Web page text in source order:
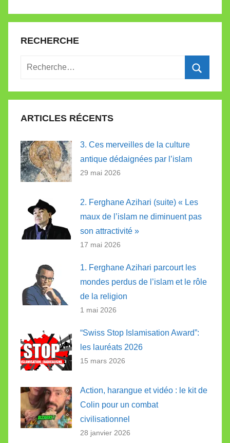
RECHERCHE
Recherche
:
ARTICLES RÉCENTS
3. Ces merveilles de la culture
antique dédaignées par l’islam
29 mai 2026
2. Ferghane Azihari (suite) « Les
maux de l’islam ne diminuent pas
son attractivité »
17 mai 2026
1. Ferghane Azihari parcourt les
mondes perdus de l’islam et le rôle
de la religion
1 mai 2026
“Swiss Stop Islamisation Award”:
les lauréats 2026
15 mars 2026
Action, harangue et vidéo : le kit de
Colin pour un combat
civilisationnel
28 janvier 2026